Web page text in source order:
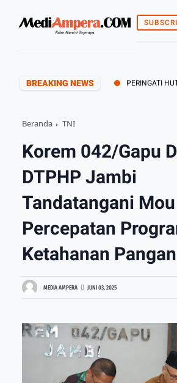
BREAKING NEWS PERINGATI HUT
Beranda TNI
Korem 042/Gapu
DTPHP Jambi
Tandatangani Mou
Percepatan
Ketahanan Pangan
MEDIA AMPERA JUNI 03, 2025